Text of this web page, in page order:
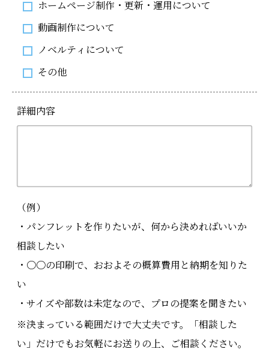
ホームページ制作・更新・運用について
動画制作について
ノベルティについて
その他
詳細内容
（例）
・パンフレットを作りたいが、何から決めればいいか
相談したい
・〇〇の印刷で、おおよその概算費用と納期を知りた
い
・サイズや部数は未定なので、プロの提案を聞きたい
※決まっている範囲だけで大丈夫です。「相談した
い」だけでもお気軽にお送りの上、ご相談ください。